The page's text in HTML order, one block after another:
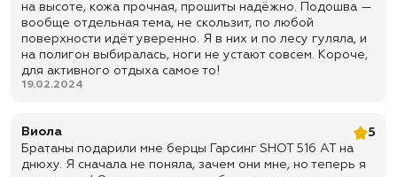
✅ Подносок: усиленный, из термопластического материала
✅ Задник: жесткий, из термопластического материала
✅ Клапан: глухой, для защиты от пыли, грязи и мелкого мусора
✅ Фурнитура: блочки и крючки
✅ Назначение: легкие тактические берцы для службы, охраны,
полевых условий, активной носки, туризма, рыбалки, охоты,
страйкбола, пейнтбола, СВО и повседневного использования
на высоте, кожа прочная, прошиты надёжно. Подошва —
вообще отдельная тема, не скользит, по любой
поверхности идёт уверенно. Я в них и по лесу гуляла, и
на полигон выбиралась, ноги не устают совсем. Короче,
для активного отдыха самое то!
19.02.2024
Виола
5
Братаны подарили мне берцы Гарсинг SHOT 516 AT на
днюху. Я сначала не поняла, зачем они мне, но теперь я